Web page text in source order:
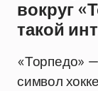
вокруг
такой
«Торпедо»
символ